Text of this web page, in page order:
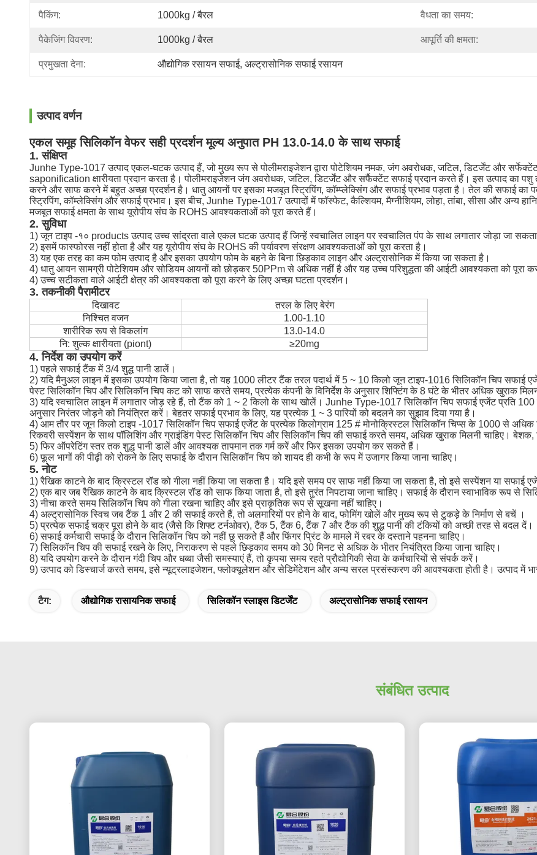
पैकिंग: 1000kg / बैरल वैधता का समय:
पैकेजिंग विवरण: 1000kg / बैरल आपूर्ति की क्षमता:
प्रमुखता देना: औद्योगिक रसायन सफाई, अल्ट्रासोनिक सफाई रसायन
उत्पाद वर्णन
एकल समूह सिलिकॉन वेफर सही प्रदर्शन मूल्य अनुपात PH 13.0-14.0 के साथ सफाई
1. संक्षिप्त
Junhe Type-1017 उत्पाद एकल-घटक उत्पाद हैं, जो मुख्य रूप से पोलीमराइजेशन द्वारा पोटेशियम नमक, जंग अवरोधक, जटिल, डिटर्जेंट और
saponification क्षारीयता प्रदान करता है। पोलीमराइजेशन जंग अवरोधक, जटिल, डिटर्जेंट और सर्फैक्टेंट सफाई प्रदान करते हैं। इस उत्पाद का
करने और साफ करने में बहुत अच्छा प्रदर्शन है। धातु आयनों पर इसका मजबूत स्ट्रिपिंग, कॉम्प्लेक्सिंग और सफाई प्रभाव पड़ता है। तेल की सफाई का
स्ट्रिपिंग, कॉम्लेक्सिंग और सफाई प्रभाव। इस बीच, Junhe Type-1017 उत्पादों में फॉस्फेट, कैल्शियम, मैग्नीशियम, लोहा, तांबा, सीसा और अन्य
मजबूत सफाई क्षमता के साथ यूरोपीय संघ के ROHS आवश्यकताओं को पूरा करते हैं।
2. सुविधा
1) जून टाइप -१० products उत्पाद उच्च सांद्रता वाले एकल घटक उत्पाद हैं जिन्हें स्वचालित लाइन पर स्वचालित पंप के साथ लगातार जोड़ा जा
2) इसमें फास्फोरस नहीं होता है और यह यूरोपीय संघ के ROHS की पर्यावरण संरक्षण आवश्यकताओं को पूरा करता है।
3) यह एक तरह का कम फोम उत्पाद है और इसका उपयोग फोम के बहने के बिना छिड़काव लाइन और अल्ट्रासोनिक में किया जा सकता है।
4) धातु आयन सामग्री पोटेशियम और सोडियम आयनों को छोड़कर 50PPm से अधिक नहीं है और यह उच्च परिशुद्धता की आईटी आवश्यकता को पूरा
4) उच्च सटीकता वाले आईटी क्षेत्र की आवश्यकता को पूरा करने के लिए अच्छा घटता प्रदर्शन।
3. तकनीकी पैरामीटर
दिखावट
तरल के लिए बेरंग
निश्चित वजन
1.00-1.10
शारीरिक रूप से विकलांग
13.0-14.0
नि: शुल्क क्षारीयता (piont)
≥20mg
4. निर्देश का उपयोग करें
1) पहले सफाई टैंक में 3/4 शुद्ध पानी डालें।
2) यदि मैनुअल लाइन में इसका उपयोग किया जाता है, तो यह 1000 लीटर टैंक तरल पदार्थ में 5 ~ 10 किलो जून टाइप-1016 सिलिकॉन चिप सफाई
पेस्ट सिलिकॉन चिप और सिलिकॉन चिप कट को साफ करते समय, प्रत्येक कंपनी के विनिर्देश के अनुसार शिफ्टिंग के 8 घंटे के भीतर अधिक खुराक
3) यदि स्वचालित लाइन में लगातार जोड़ रहे हैं, तो टैंक को 1 ~ 2 किलो के साथ खोलें। Junhe Type-1017 सिलिकॉन चिप सफाई एजेंट प्रति 100
अनुसार निरंतर जोड़ने को नियंत्रित करें। बेहतर सफाई प्रभाव के लिए, यह प्रत्येक 1 ~ 3 पारियों को बदलने का सुझाव दिया गया है।
4) आम तौर पर जून किलो टाइप -1017 सिलिकॉन चिप सफाई एजेंट के प्रत्येक किलोग्राम 125 # मोनोक्रिस्टल सिलिकॉन चिप्स के 1000 से
रिकवरी सस्पेंशन के साथ पॉलिशिंग और ग्राइंडिंग पेस्ट सिलिकॉन चिप और सिलिकॉन चिप की सफाई करते समय, अधिक खुराक मिलनी चाहिए। बेशक,
5) फिर ऑपरेटिंग स्तर तक शुद्ध पानी डालें और आवश्यक तापमान तक गर्म करें और फिर इसका उपयोग कर सकते हैं।
6) फूल भागों की पीढ़ी को रोकने के लिए सफाई के दौरान सिलिकॉन चिप को शायद ही कभी के रूप में उजागर किया जाना चाहिए।
5. नोट
1) रैखिक काटने के बाद क्रिस्टल रॉड को गीला नहीं किया जा सकता है। यदि इसे समय पर साफ नहीं किया जा सकता है, तो इसे सस्पेंशन या सफाई
2) एक बार जब रैखिक काटने के बाद क्रिस्टल रॉड को साफ किया जाता है, तो इसे तुरंत निपटाया जाना चाहिए। सफाई के दौरान स्वाभाविक रूप से
3) नीचा करते समय सिलिकॉन चिप को गीला रखना चाहिए और इसे प्राकृतिक रूप से सूखना नहीं चाहिए।
4) अल्ट्रासोनिक स्विच जब टैंक 1 और 2 की सफाई करते हैं, तो अलमारियों पर होने के बाद, फोमिंग खोलें और मुख्य रूप से टुकड़े के निर्माण से बचें ।
5) प्रत्येक सफाई चक्र पूरा होने के बाद (जैसे कि शिफ्ट टर्नओवर), टैंक 5, टैंक 6, टैंक 7 और टैंक की शुद्ध पानी की टंकियों को अच्छी तरह से बदल दें।
6) सफाई कर्मचारी सफाई के दौरान सिलिकॉन चिप को नहीं छू सकते हैं और फिंगर प्रिंट के मामले में रबर के दस्ताने पहनना चाहिए।
7) सिलिकॉन चिप की सफाई रखने के लिए, निराकरण से पहले छिड़काव समय को 30 मिनट से अधिक के भीतर नियंत्रित किया जाना चाहिए।
8) यदि उपयोग करने के दौरान गंदी चिप और धब्बा जैसी समस्याएं हैं, तो कृपया समय रहते प्रौद्योगिकी सेवा के कर्मचारियों से संपर्क करें।
9) उत्पाद को डिस्चार्ज करते समय, इसे न्यूट्रलाइजेशन, फ्लोक्यूलेशन और सेडिमेंटेशन और अन्य सरल प्रसंस्करण की आवश्यकता होती है। उत्पाद में
टैग: औद्योगिक रासायनिक सफाई सिलिकॉन स्लाइस डिटर्जेंट अल्ट्रासोनिक सफाई रसायन
संबंधित उत्पाद